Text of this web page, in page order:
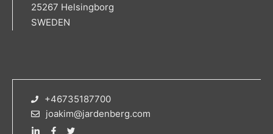
25267 Helsingborg
SWEDEN
+46735187700
joakim@jardenberg.com